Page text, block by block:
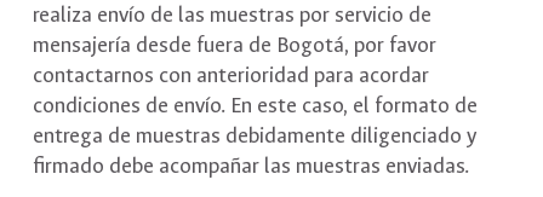
realiza envío de las muestras por servicio de
mensajería desde fuera de Bogotá, por favor
contactarnos con anterioridad para acordar
condiciones de envío. En este caso, el formato de
entrega de muestras debidamente diligenciado y
firmado debe acompañar las muestras enviadas.